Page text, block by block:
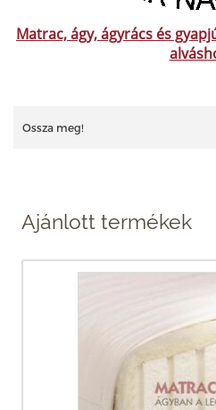
Matrac, ágy, ágyrács és
Ossza meg!
Ajánlott termékek